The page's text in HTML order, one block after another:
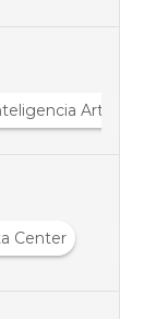
Artificial
Center